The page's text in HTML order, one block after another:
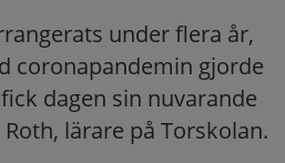
under flera år,
coronapandemin gjorde
dagen sin nuvarande
lärare på Torskolan.